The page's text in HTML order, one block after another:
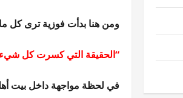
ومن هنا بدأت فوزية ترى كل
“الحقيقة التي كسرت كل
في لحظة مواجهة داخل بيت